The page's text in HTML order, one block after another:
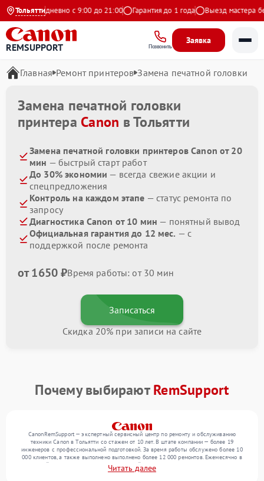
Тольятти
Ежедневно с 9:00 до 21:00 Гарантия до 1 года Выезд мастера
REMSUPPORT Позвонить
Заявка
Главная Ремонт принтеров Замена печатной головки
Замена печатной головки
принтера Canon в Тольятти
Замена печатной головки принтеров Canon от 20
мин — быстрый старт работ
До 30% экономии — всегда свежие акции и
спецпредложения
Контроль на каждом этапе — статус ремонта по
запросу
Диагностика Canon от 10 мин — понятный вывод
Официальная гарантия до 12 мес. — с
поддержкой после ремонта
от 1650 ₽Время работы: от 30 мин
Записаться
Скидка 20% при записи на сайте
Почему выбираютRemSupport
CanonRemSupport — экспертный сервисный центр по ремонту и обслуживанию
техники Canon в Тольятти со стажем от 10 лет. В штате компании — более 19
инженеров с профессиональной подготовкой. За время работы обслужено более 10
000 клиентов, а также выполнено выполнено более 12 000 ремонтов. Ежемесячно в
сервисный центр поступает более 300 устройств, включая , , . Мы выполняем ремонт
различного уровня сложности и поддерживаем высокий стандарт качества благодаря
Читать далее